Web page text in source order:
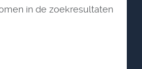
in de zoekresultaten